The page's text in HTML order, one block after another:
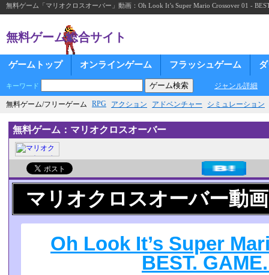
無料ゲーム「マリオクロスオーバー」動画：Oh Look It’s Super Mario Crossover 01 -
無料ゲーム総合サイト
ゲームトップ オンラインゲーム フラッシュゲーム
キーワード ジャンル詳細
無料ゲーム/フリーゲーム RPG アクション アドベンチャー シミュレーション
無料ゲーム：マリオクロスオーバー
マリオクロスオーバー動画
Oh Look It’s Super
BEST.